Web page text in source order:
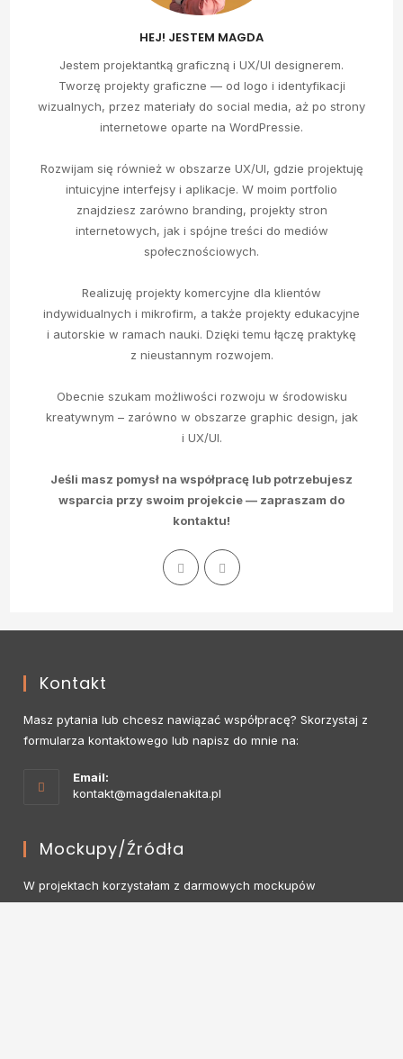
HEJ! JESTEM MAGDA
Jestem projektantką graficzną i UX/UI designerem.
Tworzę projekty graficzne — od logo i identyfikacji
wizualnych, przez materiały do social media, aż po strony
internetowe oparte na WordPressie.
Rozwijam się również w obszarze UX/UI, gdzie projektuję
intuicyjne interfejsy i aplikacje. W moim portfolio
znajdziesz zarówno branding, projekty stron
internetowych, jak i spójne treści do mediów
społecznościowych.
Realizuję projekty komercyjne dla klientów
indywidualnych i mikrofirm, a także projekty edukacyjne
i autorskie w ramach nauki. Dzięki temu łączę praktykę
z nieustannym rozwojem.
Obecnie szukam możliwości rozwoju w środowisku
kreatywnym – zarówno w obszarze graphic design, jak
i UX/UI.
Jeśli masz pomysł na współpracę lub potrzebujesz
wsparcia przy swoim projekcie — zapraszam do
kontaktu!
Kontakt
Masz pytania lub chcesz nawiązać współpracę? Skorzystaj z
formularza kontaktowego lub napisz do mnie na:
Email:
kontakt@magdalenakita.pl
Mockupy/źródła
W projektach korzystałam z darmowych mockupów
dostępnych na Freepik i GraphicBurger.